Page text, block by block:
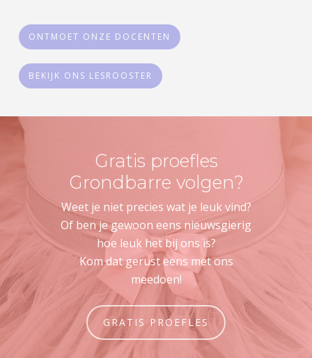
ONTMOET ONZE DOCENTEN
BEKIJK ONS LESROOSTER
Gratis proefles
Grondbarre volgen?
Weet je niet precies wat je leuk vind?
Of ben je gewoon eens nieuwsgierig
hoe leuk het bij ons is?
Kom dat gerust eens met ons
meedoen!
GRATIS PROEFLES